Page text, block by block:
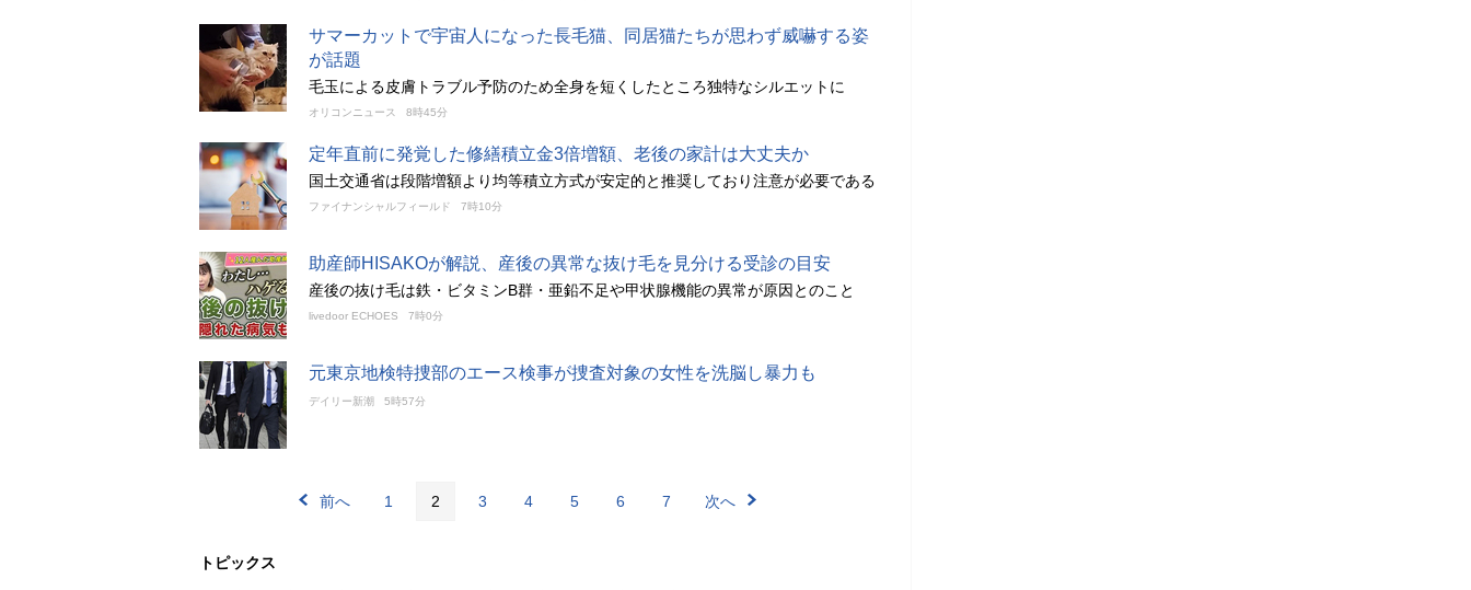
サマーカットで宇宙人になった長毛猫、同居猫たちが思わず威嚇する姿
が話題
毛玉による皮膚トラブル予防のため全身を短くしたところ独特なシルエットに
オリコンニュース 8時45分
定年直前に発覚した修繕積立金3倍増額、老後の家計は大丈夫か
国土交通省は段階増額より均等積立方式が安定的と推奨しており注意が必要である
ファイナンシャルフィールド 7時10分
助産師HISAKOが解説、産後の異常な抜け毛を見分ける受診の目安
産後の抜け毛は鉄・ビタミンB群・亜鉛不足や甲状腺機能の異常が原因とのこと
livedoor ECHOES 7時0分
元東京地検特捜部のエース検事が捜査対象の女性を洗脳し暴力も
デイリー新潮 5時57分
前へ 1 2 3 4 5 6 7 次へ
トピックス